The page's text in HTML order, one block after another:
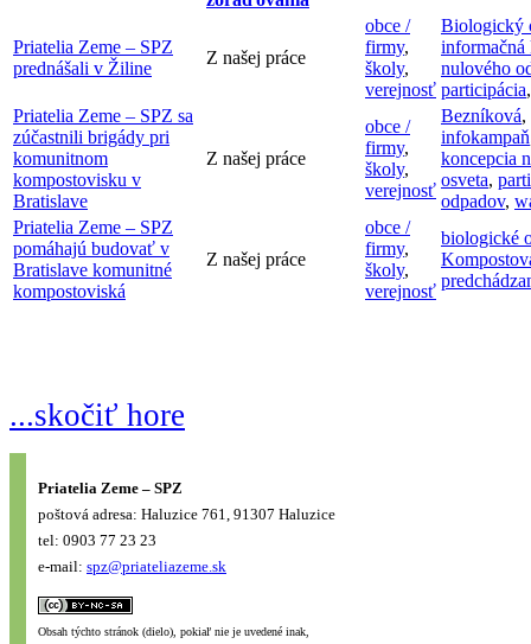
Priatelia Zeme – SPZ
prednášali v Žiline
Z našej práce
obce /
firmy,
školy,
verejnosť
Biologický
informačná
nulového
participácia
Priatelia Zeme – SPZ sa
zúčastnili brigády pri
komunitnom
kompostovisku v
Bratislave
Z našej práce
obce /
firmy,
školy,
verejnosť
Bezníková,
infokampaň
koncepcia
osveta,
odpadov,
Priatelia Zeme – SPZ
pomáhajú budovať v
Bratislave komunitné
kompostoviská
Z našej práce
obce /
firmy,
školy,
verejnosť
biologické
...skočiť hore
Priatelia Zeme – SPZ
poštová adresa: Haluzice 761, 91307 Haluzice
tel: 0903 77 23 23
e-mail: spz@priateliazeme.sk
Obsah týchto stránok (dielo), pokiaľ nie je uvedené inak,